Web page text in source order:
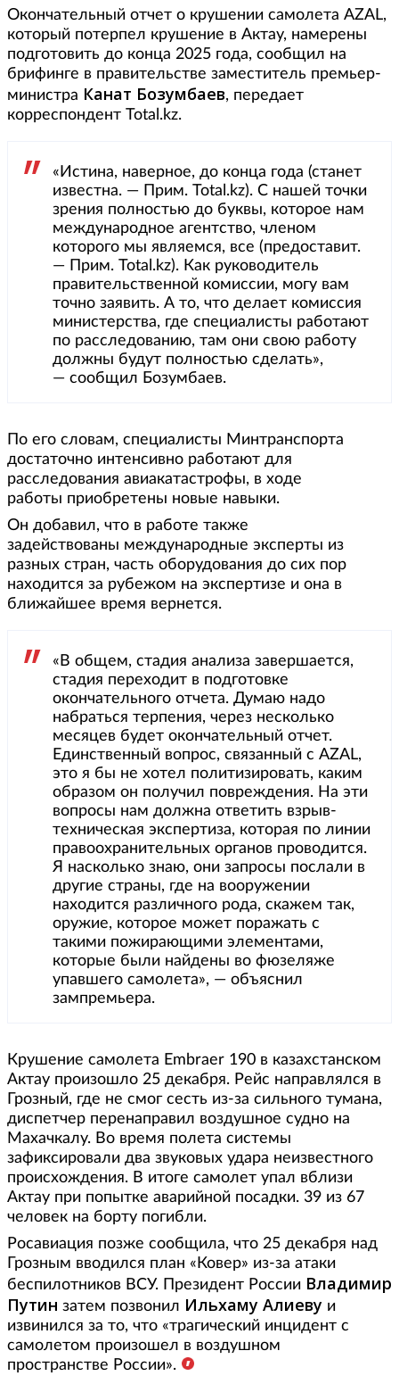
Окончательный отчет о крушении самолета AZAL,
который потерпел крушение в Актау, намерены
подготовить до конца 2025 года, сообщил на
брифинге в правительстве заместитель премьер-
министра Канат Бозумбаев, передает
корреспондент Total.kz.
«Истина, наверное, до конца года (станет
известна. — Прим. Total.kz). С нашей точки
зрения полностью до буквы, которое нам
международное агентство, членом
которого мы являемся, все (предоставит.
— Прим. Total.kz). Как руководитель
правительственной комиссии, могу вам
точно заявить. А то, что делает комиссия
министерства, где специалисты работают
по расследованию, там они свою работу
должны будут полностью сделать»,
— сообщил Бозумбаев.
По его словам, специалисты Минтранспорта
достаточно интенсивно работают для
расследования авиакатастрофы, в ходе
работы приобретены новые навыки.
Он добавил, что в работе также
задействованы международные эксперты из
разных стран, часть оборудования до сих пор
находится за рубежом на экспертизе и она в
ближайшее время вернется.
«В общем, стадия анализа завершается,
стадия переходит в подготовке
окончательного отчета. Думаю надо
набраться терпения, через несколько
месяцев будет окончательный отчет.
Единственный вопрос, связанный с AZAL,
это я бы не хотел политизировать, каким
образом он получил повреждения. На эти
вопросы нам должна ответить взрыв-
техническая экспертиза, которая по линии
правоохранительных органов проводится.
Я насколько знаю, они запросы послали в
другие страны, где на вооружении
находится различного рода, скажем так,
оружие, которое может поражать с
такими пожирающими элементами,
которые были найдены во фюзеляже
упавшего самолета», — объяснил
зампремьера.
Крушение самолета Embraer 190 в казахстанском
Актау произошло 25 декабря. Рейс направлялся в
Грозный, где не смог сесть из-за сильного тумана,
диспетчер перенаправил воздушное судно на
Махачкалу. Во время полета системы
зафиксировали два звуковых удара неизвестного
происхождения. В итоге самолет упал вблизи
Актау при попытке аварийной посадки. 39 из 67
человек на борту погибли.
Росавиация позже сообщила, что 25 декабря над
Грозным вводился план «Ковер» из-за атаки
беспилотников ВСУ. Президент России Владимир
Путин затем позвонил Ильхаму Алиеву и
извинился за то, что «трагический инцидент с
самолетом произошел в воздушном
пространстве России».